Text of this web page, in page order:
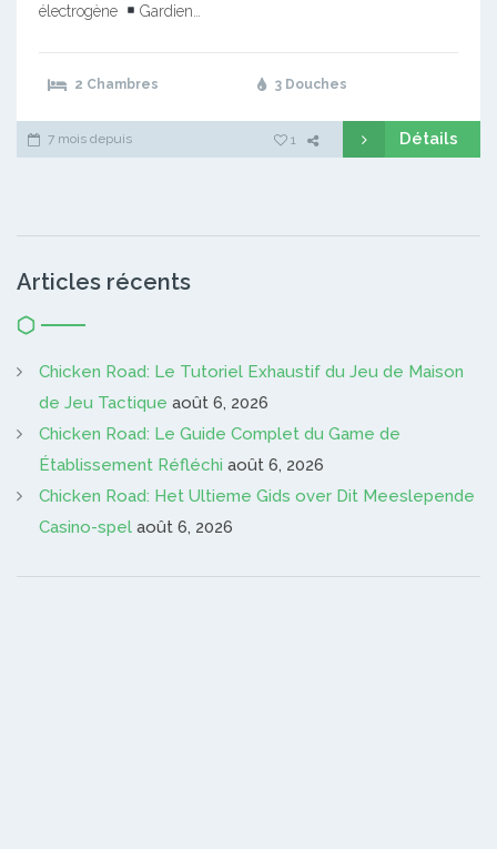
électrogène
Gardien…
2 Chambres 3 Douches
7 mois depuis 1 Détails
Articles récents
Chicken Road: Le Tutoriel Exhaustif du Jeu de Maison
de Jeu Tactique août 6, 2026
Chicken Road: Le Guide Complet du Game de
Établissement Réfléchi août 6, 2026
Chicken Road: Het Ultieme Gids over Dit Meeslepende
Casino-spel août 6, 2026